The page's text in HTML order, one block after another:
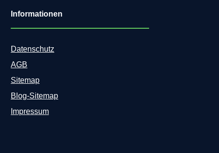
Informationen
Datenschutz
AGB
Sitemap
Blog-Sitemap
Impressum